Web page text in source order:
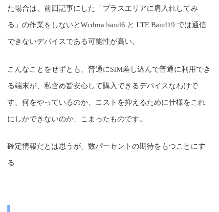
た場合は、前回記事にした「プラスエリアに肩入れしてみ
る」の作業をしないとWcdma band6 と LTE Band19 では通信
できないデバイスである可能性が高い。
こんなことをせずとも、普通にSIM差し込んで普通に利用でき
る端末が、私含め皆安心して購入できるデバイスなわけで
す、何をやっているのか、コストを抑えるために仕様をこれ
にしかできないのか、こまったものです。
確定情報だとは思うが、数パーセントの期待をもつことにす
る